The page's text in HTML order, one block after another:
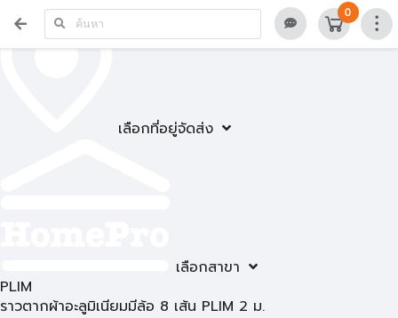
เลือกที่อยู่จัดส่ง
เลือกสาขา
0
PLIM
ราวตากผ้าอะลูมิเนียมมีล้อ 8 เส้น PLIM 2 ม.